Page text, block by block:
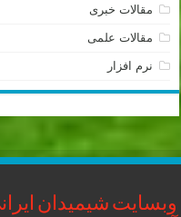
مقالات خبری
مقالات علمی
نرم افزار
وبسایت شیمیدان